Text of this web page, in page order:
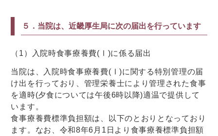
５．当院は、近畿厚生局に次の届出を行っています
（1）入院時食事療養費(Ⅰ)に係る届出
当院は、入院時食事療養費(Ⅰ)に関する特別管理の届
け出を行っており、管理栄養士により管理された食事
を適時(夕食については午後6時以降)適温で提供して
います。
食事療養費標準負担額は、以下のとおりとなっており
ます。なお、令和8年6 月 1 日より食事療養標準負担額